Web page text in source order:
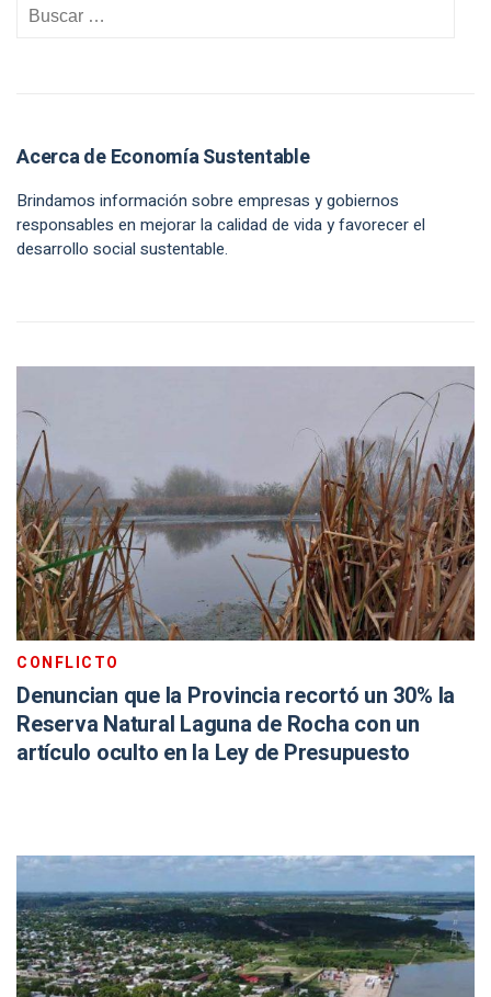
Acerca de Economía Sustentable
Brindamos información sobre empresas y gobiernos
responsables en mejorar la calidad de vida y favorecer el
desarrollo social sustentable.
CONFLICTO
Denuncian que la Provincia recortó un 30% la
Reserva Natural Laguna de Rocha con un
artículo oculto en la Ley de Presupuesto